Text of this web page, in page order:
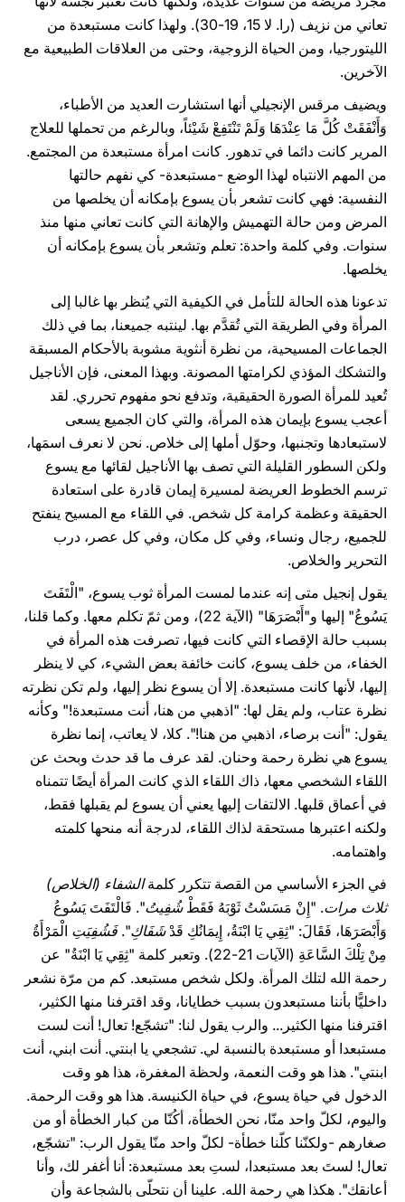
تعاني من نزيف (را. لا 15، 19-30). ولهذا كانت مستبعدة من
الليتورجيا، ومن الحياة الزوجية، وحتى من العلاقات الطبيعية مع
الآخرين.
ويضيف مرقس الإنجيلي أنها استشارت العديد من الأطباء،
وَأَنْفَقَتْ كُلَّ مَا عِنْدَهَا وَلَمْ تَنْتَفِعْ شَيْئاً، وبالرغم من تحملها للعلاج
المرير كانت دائما في تدهور. كانت امرأة مستبعدة من المجتمع.
من المهم الانتباه لهذا الوضع -مستبعدة- كي نفهم حالتها
النفسية: فهي كانت تشعر بأن يسوع بإمكانه أن يخلصها من
المرض ومن حالة التهميش والإهانة التي كانت تعاني منها منذ
سنوات. وفي كلمة واحدة: تعلم وتشعر بأن يسوع بإمكانه أن
يخلصها.
تدعونا هذه الحالة للتأمل في الكيفية التي يُنظر بها غالبا إلى
المرأة وفي الطريقة التي تُقدَّم بها. لينتبه جميعنا، بما في ذلك
الجماعات المسيحية، من نظرة أنثوية مشوبة بالأحكام المسبقة
والتشكك المؤذي لكرامتها المصونة. وبهذا المعنى، فإن الأناجيل
تُعيد للمرأة الصورة الحقيقية، وتدفع نحو مفهوم تحرري. لقد
أعجب يسوع بإيمان هذه المرأة، والتي كان الجميع يسعى
لاستبعادها وتجنبها، وحوّل أملها إلى خلاص. نحن لا نعرف اسمَها،
ولكن السطور القليلة التي تصف بها الأناجيل لقائها مع يسوع
ترسم الخطوط العريضة لمسيرة إيمان قادرة على استعادة
الحقيقة وعظمة كرامة كل شخص. في اللقاء مع المسيح ينفتح
للجميع، رجال ونساء، وفي كل مكان، وفي كل عصر، درب
التحرير والخلاص.
يقول إنجيل متى إنه عندما لمست المرأة ثوب يسوع، "الْتَفَتَ
يَسُوعُ" إليها و"أَبْصَرَهَا" (الآية 22)، ومن ثمّ تكلم معها. وكما قلنا،
بسبب حالة الإقصاء التي كانت فيها، تصرفت هذه المرأة في
الخفاء، من خلف يسوع، كانت خائفة بعض الشيء، كي لا ينظر
إليها، لأنها كانت مستبعدة. إلا أن يسوع نظر إليها، ولم تكن نظرته
نظرة عتاب، ولم يقل لها: "اذهبي من هنا، أنت مستبعدة!" وكأنه
يقول: "أنت برصاء، اذهبي من هنا!". كلا، لا يعاتب، إنما نظرة
يسوع هي نظرة رحمة وحنان. لقد عرف ما قد حدث وبحث عن
اللقاء الشخصي معها، ذاك اللقاء الذي كانت المرأة أيضًا تتمناه
في أعماق قلبها. الالتفات إليها يعني أن يسوع لم يقبلها فقط،
ولكنه اعتبرها مستحقة لذاك اللقاء، لدرجة أنه منحها كلمته
واهتمامه.
في الجزء الأساسي من القصة تتكرر كلمةالشفاء (الخلاص)
ثلاث مرات. "إِنْ مَسَسْتُ ثَوْبَهُ فَقَطْشُفِيتُ". فَالْتَفَتَ يَسُوعُ
وَأَبْصَرَهَا، فَقَالَ: "ثِقِي يَا ابْنَةُ، إِيمَانُكِ قَدْشَفَاكِ".فَشُفِيَتِ الْمَرْأَةُ
مِنْ تِلْكَ السَّاعَةِ (الآيات 21-22). وتعبر كلمة "ثِقِي يَا ابْنَةُ" عن
رحمة الله لتلك المرأة. ولكل شخص مستبعد. كم من مرّة نشعر
داخليًّا بأننا مستبعدون بسبب خطايانا، وقد اقترفنا منها الكثير،
اقترفنا منها الكثير... والرب يقول لنا: "تشجّع! تعال! أنت لست
مستبعدا أو مستبعدة بالنسبة لي. تشجعي يا ابنتي. أنت ابني، أنت
ابنتي". هذا هو وقت النعمة، ولحظة المغفرة، هذا هو وقت
الدخول في حياة يسوع، في حياة الكنيسة. هذا هو وقت الرحمة.
واليوم، لكلّ واحد منّا، نحن الخطأة، أكُنّا من كبار الخطأة أو من
صغارهم -ولكنّنا كلّنا خطأة- لكلّ واحد منّا يقول الرب: "تشجّع،
تعال! لستَ بعد مستبعدا، لستِ بعد مستبعدة: أنا أغفر لك، وأنا
أعانقك". هكذا هي رحمة الله. علينا أن نتحلّى بالشجاعة وأن